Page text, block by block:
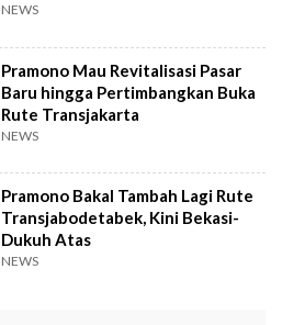
NEWS
Pramono Mau Revitalisasi Pasar
Baru hingga Pertimbangkan Buka
Rute Transjakarta
NEWS
Pramono Bakal Tambah Lagi Rute
Transjabodetabek, Kini Bekasi-
Dukuh Atas
NEWS